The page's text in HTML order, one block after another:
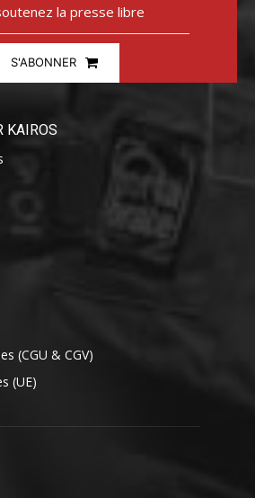
la presse libre
S'ABONNER
KAIROS
(CGU & CGV)
(UE)